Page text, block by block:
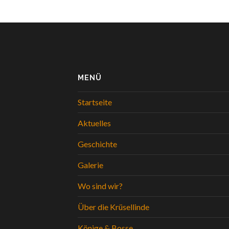
MENÜ
Startseite
Aktuelles
Geschichte
Galerie
Wo sind wir?
Über die Krüsellinde